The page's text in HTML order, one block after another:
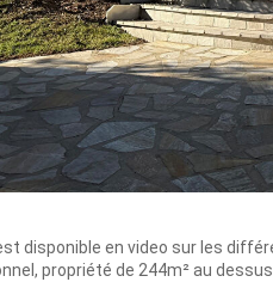
disponible en video sur les
propriété de 244m² au